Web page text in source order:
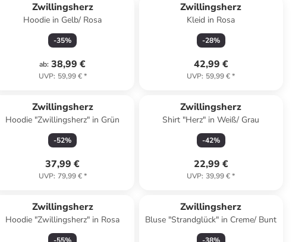
Zwillingsherz
Hoodie in Gelb/ Rosa
-35%
ab: 38,99 €
UVP: 59,99 €*
Zwillingsherz
Kleid in Rosa
-28%
42,99 €
UVP: 59,99 €*
Zwillingsherz
Hoodie "Zwillingsherz" in Grün
-52%
37,99 €
UVP: 79,99 €*
Zwillingsherz
Shirt "Herz" in Weiß/ Grau
-42%
22,99 €
UVP: 39,99 €*
Zwillingsherz
Hoodie "Zwillingsherz" in Rosa
Zwillingsherz
Bluse "Strandglück" in Creme/ Bunt